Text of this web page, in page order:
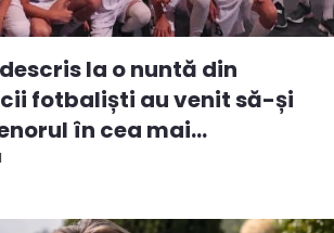
la o nuntă din
fotbaliști au venit să-și
în cea mai